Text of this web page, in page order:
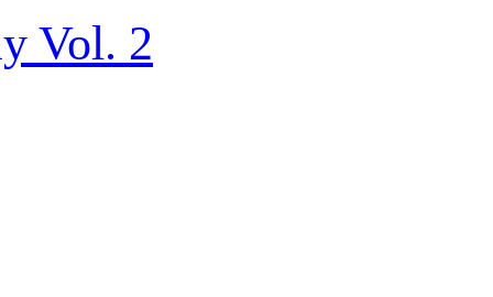
Vol. 2